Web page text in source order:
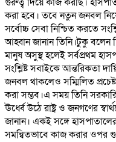
করা হবে। তবে নতুন জনবল
সর্বোচ্চ সেবা নিশ্চিত করতে
আহ্বান জানান তিনি।টুকু বলেন
মানুষ অসুস্থ হলেই সর্বপ্রথম
সংশ্লিষ্ট সবাইকে আন্তরিকতা
জনবল থাকলেও সম্মিলিত
করা সম্ভব।এ সময় তিনি
ঊর্ধ্বে উঠে রাষ্ট্র ও জনগণের
জানান। একই সঙ্গে হাসপাতালের
সমন্বিতভাবে কাজ করার ওপর